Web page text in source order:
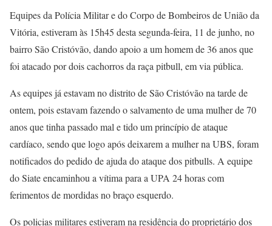
Equipes da Polícia Militar e do Corpo de Bombeiros de União da
Vitória, estiveram às 15h45 desta segunda-feira, 11 de junho, no
bairro São Cristóvão, dando apoio a um homem de 36 anos que
foi atacado por dois cachorros da raça pitbull, em via pública.
As equipes já estavam no distrito de São Cristóvão na tarde de
ontem, pois estavam fazendo o salvamento de uma mulher de 70
anos que tinha passado mal e tido um princípio de ataque
cardíaco, sendo que logo após deixarem a mulher na UBS, foram
notificados do pedido de ajuda do ataque dos pitbulls. A equipe
do Siate encaminhou a vítima para a UPA 24 horas com
ferimentos de mordidas no braço esquerdo.
Os policias militares estiveram na residência do proprietário dos